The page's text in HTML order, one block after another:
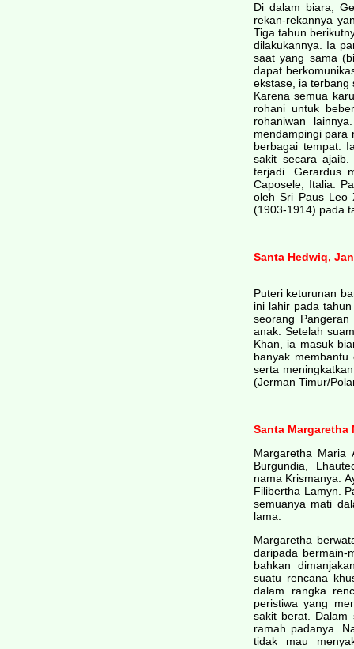
Di dalam biara,
rekan-rekannya
Tiga tahun
dilakukannya. Ia
saat yang sama
dapat
ekstase, ia terbang
Karena semua
rohani untuk
rohaniwan
mendampingi para
berbagai tempat.
sakit secara
terjadi. Gerardus
Caposele, Italia.
oleh Sri Paus Leo
(1903-1914) pada
Santa Hedwiq,
Puteri keturunan
ini lahir pada
seorang
anak. Setelah
Khan, ia masuk
banyak
serta
(Jerman Timur/
Santa Margaretha
Margaretha
Burgundia,
nama Krismanya.
Filibertha Lamyn.
semuanya mati
lama.
Margaretha
daripada
bahkan
suatu rencana
dalam rangka
peristiwa yang
sakit berat. Dalam
ramah padanya.
tidak mau